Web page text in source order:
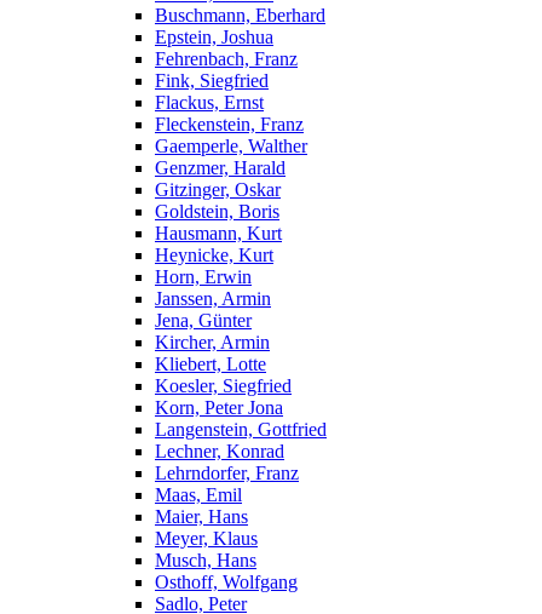
Buschmann, Eberhard
Epstein, Joshua
Fehrenbach, Franz
Fink, Siegfried
Flackus, Ernst
Fleckenstein, Franz
Gaemperle, Walther
Genzmer, Harald
Gitzinger, Oskar
Goldstein, Boris
Hausmann, Kurt
Heynicke, Kurt
Horn, Erwin
Janssen, Armin
Jena, Günter
Kircher, Armin
Kliebert, Lotte
Koesler, Siegfried
Korn, Peter Jona
Langenstein, Gottfried
Lechner, Konrad
Lehrndorfer, Franz
Maas, Emil
Maier, Hans
Meyer, Klaus
Musch, Hans
Osthoff, Wolfgang
Sadlo, Peter